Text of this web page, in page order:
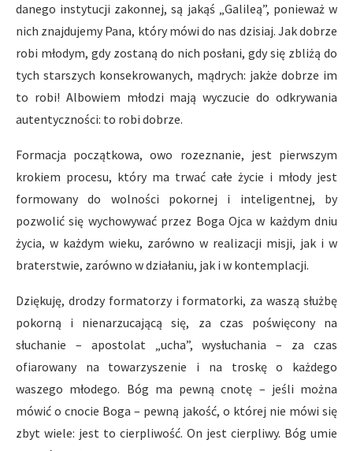
danego instytucji zakonnej, są jakąś „Galileą”, ponieważ w
nich znajdujemy Pana, który mówi do nas dzisiaj. Jak dobrze
robi młodym, gdy zostaną do nich posłani, gdy się zbliżą do
tych starszych konsekrowanych, mądrych: jakże dobrze im
to robi! Albowiem młodzi mają wyczucie do odkrywania
autentyczności: to robi dobrze.
Formacja początkowa, owo rozeznanie, jest pierwszym
krokiem procesu, który ma trwać całe życie i młody jest
formowany do wolności pokornej i inteligentnej, by
pozwolić się wychowywać przez Boga Ojca w każdym dniu
życia, w każdym wieku, zarówno w realizacji misji, jak i w
braterstwie, zarówno w działaniu, jak i w kontemplacji.
Dziękuję, drodzy formatorzy i formatorki, za waszą służbę
pokorną i nienarzucającą się, za czas poświęcony na
słuchanie – apostolat „ucha”, wysłuchania – za czas
ofiarowany na towarzyszenie i na troskę o każdego
waszego młodego. Bóg ma pewną cnotę – jeśli można
mówić o cnocie Boga – pewną jakość, o której nie mówi się
zbyt wiele: jest to cierpliwość. On jest cierpliwy. Bóg umie